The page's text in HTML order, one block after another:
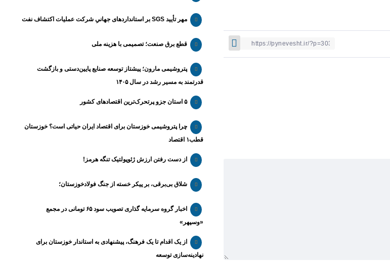
مهر تأیید SGS بر استانداردهای جهانیِ شرکت عملیات اکتشاف نفت
قطع برق صنعت؛ تصمیمی با هزینه ملی
پتروشیمی مارون؛ پیشتاز توسعه صنایع پایین‌دستی و بازگشت
قدرتمند به مسیر رشد در سال ۱۴۰۵
۵ استان جزو پرتحرک‌ترین اقتصاد‌های کشور
چرا پتروشیمی خوزستان برای اقتصاد ایران حیاتی است؟ خوزستان
قطب۱ اقتصاد
از دست رفتن ارزش ژئوپولتیک تنگه هرمز!
شلاق‌ بی‌برقی، بر پیکر خسته‌ از جنگ فولادخوزستان؛
اخبار گروه سرمایه گذاری تصویب سود ۶۵ تومانی در مجمع
«وسپهر»
از یک اقدام تا یک فرهنگ، پیشنهادی به استاندار خوزستان برای
نهادینه‌سازی توسعه